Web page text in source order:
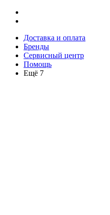
Доставка и оплата
Бренды
Сервисный центр
Помощь
Ещё 7